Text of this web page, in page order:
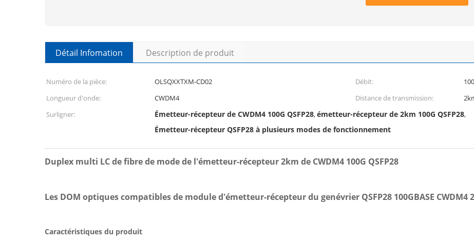
Détail Infomation Description de produit
Numéro de la pièce: OLSQXXTXM-CD02 Débit:
Longueur d'onde:
CWDM4 Distance de transmission:
Surligner:
Émetteur-récepteur de CWDM4 100G QSFP28,émetteur-récepteur de 2km 100G QSFP28,
Émetteur-récepteur QSFP28 à plusieurs modes de fonctionnement
Duplex multi LC de fibre de mode de l'émetteur-récepteur 2km de CWDM4 100G QSFP28
Les DOM optiques compatibles de module d'émetteur-récepteur du genévrier QSFP28 100GBASE CWDM4
Caractéristiques du produit